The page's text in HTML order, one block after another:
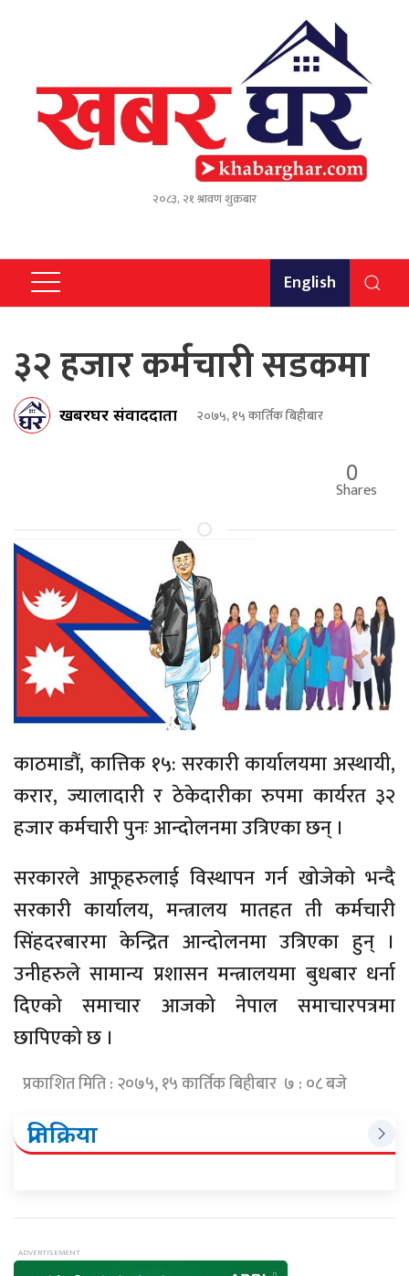
२०८३, २१ श्रावण शुक्रबार
English
३२ हजार कर्मचारी सडकमा
खबरघर संवाददाता २०७५, १५ कार्तिक बिहीबार
0
Shares
काठमाडौं, कात्तिक १५: सरकारी कार्यालयमा अस्थायी,
करार, ज्यालादारी र ठेकेदारीका रुपमा कार्यरत ३२
हजार कर्मचारी पुनः आन्दोलनमा उत्रिएका छन् ।
सरकारले आफूहरुलाई विस्थापन गर्न खोजेको भन्दै
सरकारी कार्यालय, मन्त्रालय मातहत ती कर्मचारी
सिंहदरबारमा केन्द्रित आन्दोलनमा उत्रिएका हुन् ।
उनीहरुले सामान्य प्रशासन मन्त्रालयमा बुधबार धर्ना
दिएको समाचार आजको नेपाल समाचारपत्रमा
छापिएको छ ।
प्रकाशित मिति : २०७५, १५ कार्तिक बिहीबार ७ : ०८ बजे
प्रतिक्रिया